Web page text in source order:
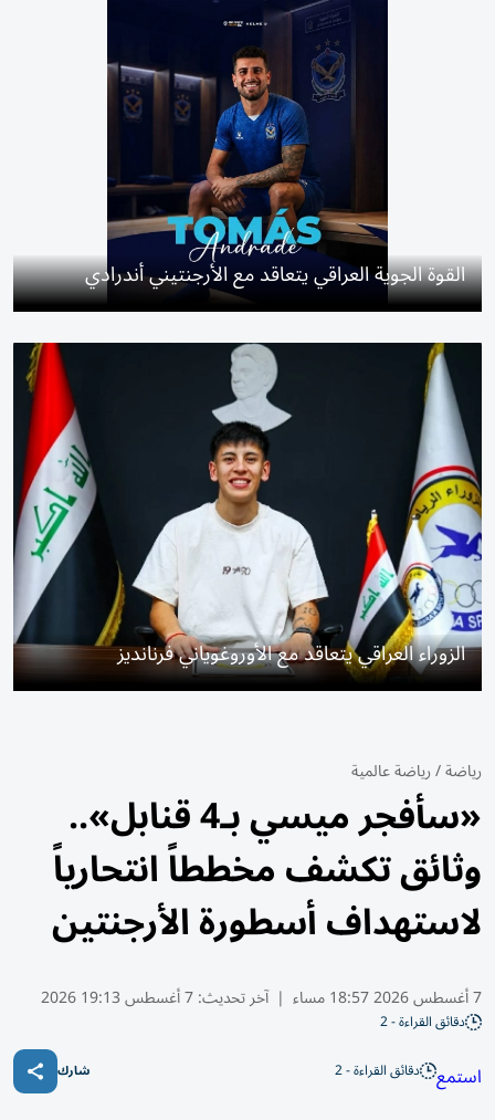
القوة الجوية العراقي يتعاقد مع الأرجنتيني أندرادي
الزوراء العراقي يتعاقد مع الأوروغوياني فرنانديز
رياضة/رياضة عالمية
«سأفجر ميسي بـ4 قنابل»..
وثائق تكشف مخططاً انتحارياً
لاستهداف أسطورة الأرجنتين
7 أغسطس 2026 18:57 مساء | آخر تحديث:7 أغسطس 19:13 2026
دقائق القراءة - 2
استمع دقائق القراءة - 2 شارك